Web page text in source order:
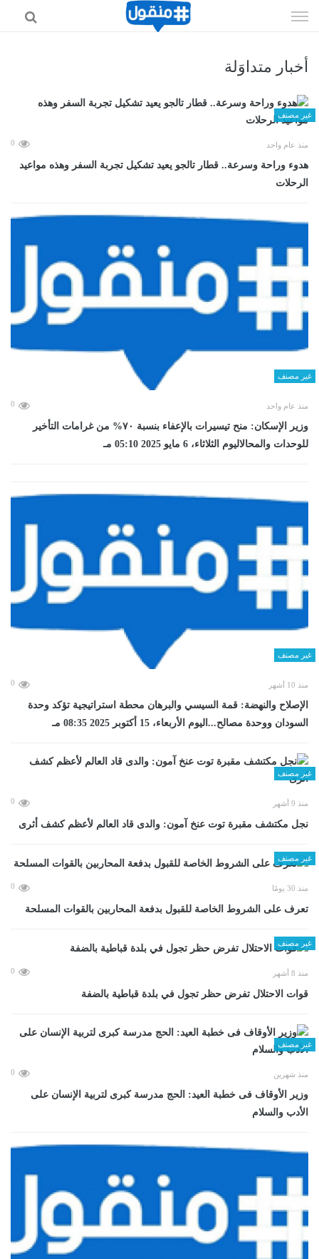
الى
أخبار متداوَلة
غير مصنف
منذ عام واحد 0
هدوء وراحة وسرعة.. قطار تالجو يعيد تشكيل تجربة السفر وهذه مواعيد
الرحلات
غير مصنف
منذ عام واحد 0
وزير الإسكان: منح تيسيرات بالإعفاء بنسبة ٧٠% من غرامات التأخير
للوحدات والمحالاليوم الثلاثاء، 6 مايو 2025 05:10 مـ
غير مصنف
منذ 10 أشهر 0
الإصلاح والنهضة: قمة السيسي والبرهان محطة استراتيجية تؤكد وحدة
السودان ووحدة مصالح...اليوم الأربعاء، 15 أكتوبر 2025 08:35 مـ
غير مصنف
منذ 9 أشهر 0
نجل مكتشف مقبرة توت عنخ آمون: والدى قاد العالم لأعظم كشف أثرى
غير مصنف
منذ 30 يومًا 0
تعرف على الشروط الخاصة للقبول بدفعة المحاربين بالقوات المسلحة
غير مصنف
منذ 8 أشهر 0
قوات الاحتلال تفرض حظر تجول في بلدة قباطية بالضفة
غير مصنف
منذ شهرين 0
وزير الأوقاف فى خطبة العيد: الحج مدرسة كبرى لتربية الإنسان على
الأدب والسلام